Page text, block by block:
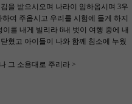
을 받으시오며 나라이 임하옵시며 3우
여 주옵시고 우리를 시험에 들게 하지
를 내게 빌리라 6내 벗이 여행 중에 내
혔고 아이들이 나와 함께 침소에 누웠
그 소용대로 주리라 >